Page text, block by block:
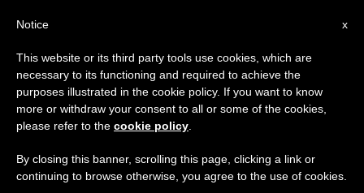
El desafío de la «nueva
evangelización»
×
Aviso importante
Del 27 de julio al 7 de agosto haremos la pausa
anual, aprovechando que en el periodo de verano
se generan menos informaciones y también el
x
Notice
This website or its third party tools use cookies, which are
necessary to its functioning and required to achieve the
purposes illustrated in the cookie policy. If you want to know
more or withdraw your consent to all or some of the cookies,
please refer to the cookie policy
By closing this banner, scrolling this page, clicking a link or
continuing to browse otherwise, you agree to the use of cookies.